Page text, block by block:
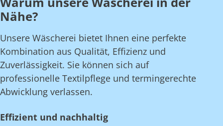
Nähe?
Unsere Wäscherei bietet Ihnen eine perfekte
Kombination aus Qualität, Effizienz und
Zuverlässigkeit. Sie können sich auf
professionelle Textilpflege und termingerechte
Abwicklung verlassen.
Effizient und nachhaltig